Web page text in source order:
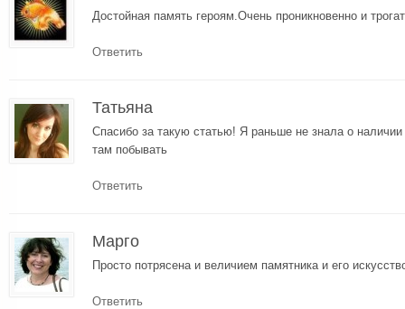
Достойная память героям.Очень проникновенно и
Ответить
Татьяна
Спасибо за такую статью! Я раньше не знала о наличии
там побывать
Ответить
Марго
Просто потрясена и величием памятника и его
Ответить